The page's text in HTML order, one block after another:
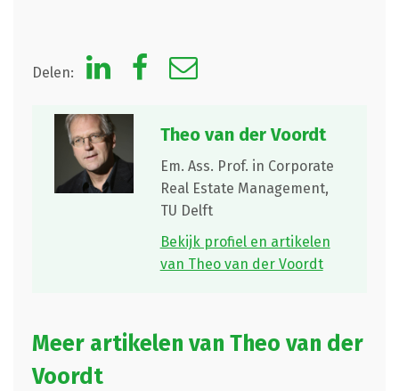
Delen:
Theo van der Voordt
Em. Ass. Prof. in Corporate
Real Estate Management,
TU Delft
Bekijk profiel en artikelen
van Theo van der Voordt
Meer artikelen van Theo van der
Voordt